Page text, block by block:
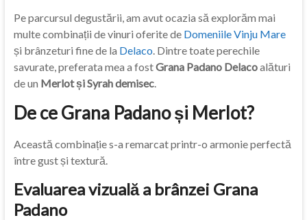
Pe parcursul degustării, am avut ocazia să explorăm mai
multe combinații de vinuri oferite de Domeniile Vinju Mare
și brânzeturi fine de la Delaco. Dintre toate perechile
savurate, preferata mea a fostGrana Padano Delacoalături
de un Merlot și Syrah demisec.
De ce Grana Padano și Merlot?
Această combinație s-a remarcat printr-o armonie perfectă
între gust și textură.
Evaluarea vizuală a brânzei Grana
Padano